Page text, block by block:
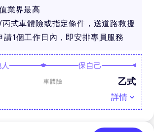
業界最高
式車體險或指定條件，送道路救援
請1個工作日內，即安排專員服務
保自己
車體險 乙式
詳情